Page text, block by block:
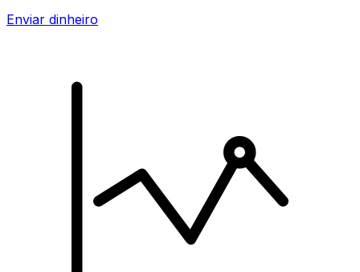
Enviar dinheiro